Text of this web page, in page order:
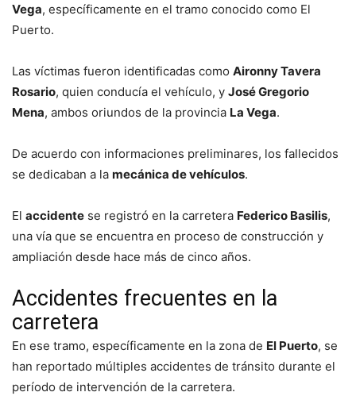
Vega, específicamente en el tramo conocido como El
Puerto.
Las víctimas fueron identificadas como Aironny Tavera
Rosario, quien conducía el vehículo, y José Gregorio
Mena, ambos oriundos de la provincia La Vega.
De acuerdo con informaciones preliminares, los fallecidos
se dedicaban a la mecánica de vehículos.
El accidente se registró en la carretera Federico Basilis,
una vía que se encuentra en proceso de construcción y
ampliación desde hace más de cinco años.
Accidentes frecuentes en la
carretera
En ese tramo, específicamente en la zona de El Puerto, se
han reportado múltiples accidentes de tránsito durante el
período de intervención de la carretera.